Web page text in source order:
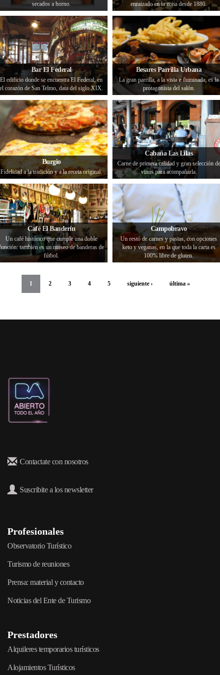
secados a horno.
enraizado en la zona desde 1880.
Bar El Federal
El edificio donde se encuentra El Federal, en
el corazón de San Telmo, data del siglo XIX.
Besares Parrilla Urbana
La gran parrilla, a la vista e iluminada, es la
protagonista del salón.
Burgio
Fidelidad a la tradición y a la receta original.
Cabaña Las Lilas
Carne de primera calidad y gran selección de
vinos para acompañarla.
Café El Banderín
Un café histórico que cumple una doble
también es un museo de banderas de
fútbol.
Campobravo
Un restó de carnes y pastas, con opciones
keto y veganas, en la que toda la carta es
100% libre de gluten.
1 2 3 4 5 siguiente › última »
Contactate con nosotros
Suscribite a los newsletter
Profesionales
Observatorio Turístico
Turismo de reuniones
Prensa: material y contacto
Noticias del Ente de Turismo
Prestadores
Alquileres temporarios turísticos
Alojamientos Turísticos